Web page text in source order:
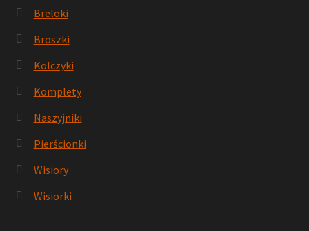
Breloki
Broszki
Kolczyki
Komplety
Naszyjniki
Pierścionki
Wisiory
Wisiorki